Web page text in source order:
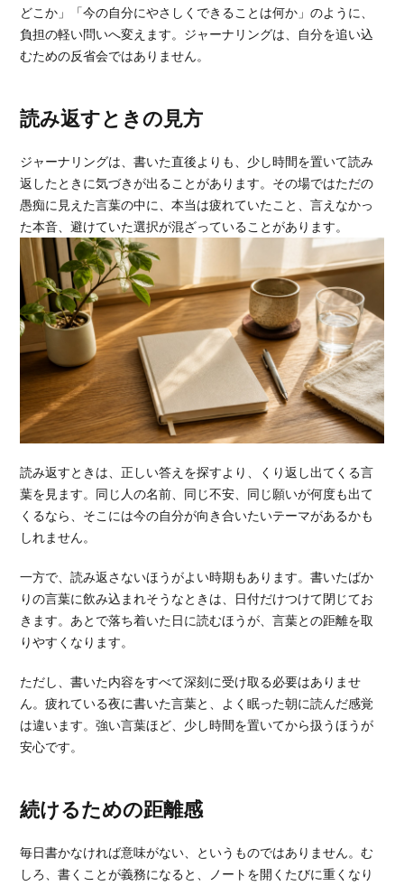
どこか」「今の自分にやさしくできることは何か」のように、
負担の軽い問いへ変えます。ジャーナリングは、自分を追い込
むための反省会ではありません。
読み返すときの見方
ジャーナリングは、書いた直後よりも、少し時間を置いて読み
返したときに気づきが出ることがあります。その場ではただの
愚痴に見えた言葉の中に、本当は疲れていたこと、言えなかっ
た本音、避けていた選択が混ざっていることがあります。
読み返すときは、正しい答えを探すより、くり返し出てくる言
葉を見ます。同じ人の名前、同じ不安、同じ願いが何度も出て
くるなら、そこには今の自分が向き合いたいテーマがあるかも
しれません。
一方で、読み返さないほうがよい時期もあります。書いたばか
りの言葉に飲み込まれそうなときは、日付だけつけて閉じてお
きます。あとで落ち着いた日に読むほうが、言葉との距離を取
りやすくなります。
ただし、書いた内容をすべて深刻に受け取る必要はありませ
ん。疲れている夜に書いた言葉と、よく眠った朝に読んだ感覚
は違います。強い言葉ほど、少し時間を置いてから扱うほうが
安心です。
続けるための距離感
毎日書かなければ意味がない、というものではありません。む
しろ、書くことが義務になると、ノートを開くたびに重くなり